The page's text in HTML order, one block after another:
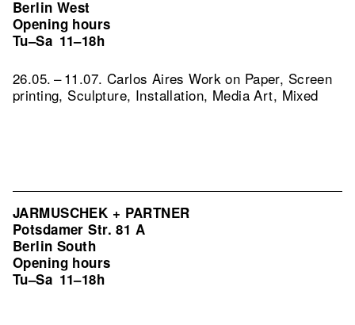
Berlin West
Opening hours
Tu–Sa 11–18h
26.05. – 11.07. Carlos Aires Work on Paper, Screen
printing, Sculpture, Installation, Media Art, Mixed
JARMUSCHEK + PARTNER
Potsdamer Str. 81 A
Berlin South
Opening hours
Tu–Sa 11–18h